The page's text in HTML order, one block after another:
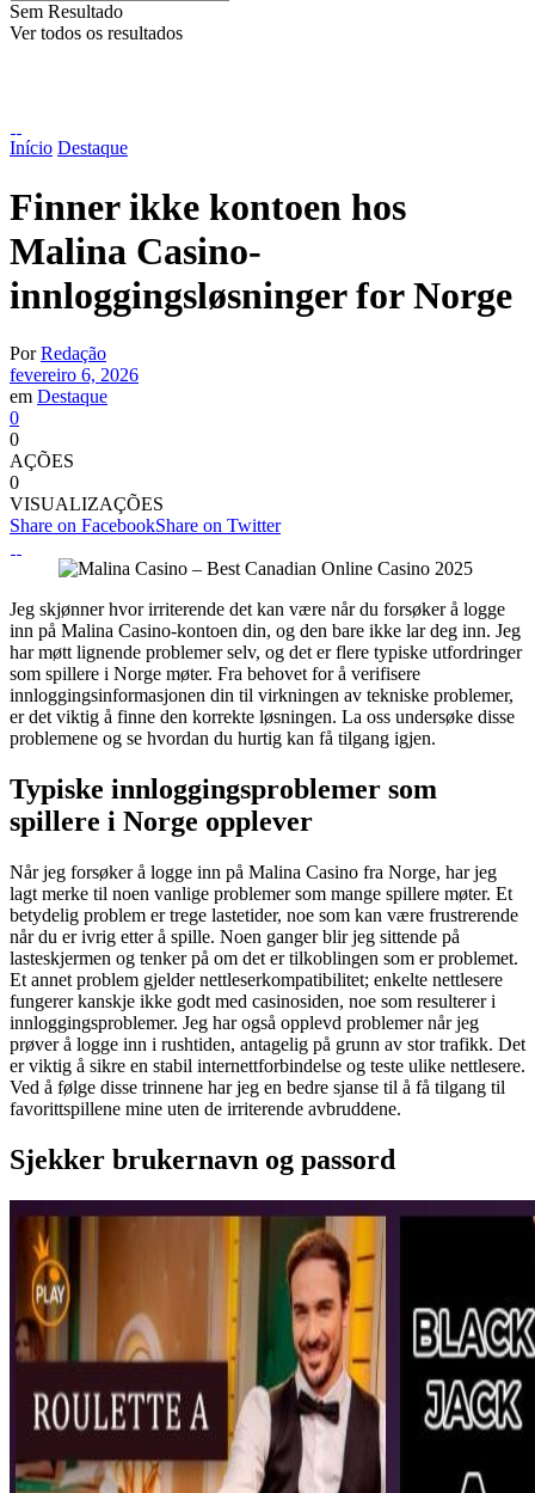
Sem Resultado
Ver todos os resultados
Início Destaque
Finner ikke kontoen hos
Malina Casino-
innloggingsløsninger for Norge
Por Redação
fevereiro 6, 2026
em Destaque
0
0
AÇÕES
0
VISUALIZAÇÕES
Share on FacebookShare on Twitter
Jeg skjønner hvor irriterende det kan være når du forsøker å logge
inn på Malina Casino-kontoen din, og den bare ikke lar deg inn. Jeg
har møtt lignende problemer selv, og det er flere typiske utfordringer
som spillere i Norge møter. Fra behovet for å verifisere
innloggingsinformasjonen din til virkningen av tekniske problemer,
er det viktig å finne den korrekte løsningen. La oss undersøke disse
problemene og se hvordan du hurtig kan få tilgang igjen.
Typiske innloggingsproblemer som
spillere i Norge opplever
Når jeg forsøker å logge inn på Malina Casino fra Norge, har jeg
lagt merke til noen vanlige problemer som mange spillere møter. Et
betydelig problem er trege lastetider, noe som kan være frustrerende
når du er ivrig etter å spille. Noen ganger blir jeg sittende på
lasteskjermen og tenker på om det er tilkoblingen som er problemet.
Et annet problem gjelder nettleserkompatibilitet; enkelte nettlesere
fungerer kanskje ikke godt med casinosiden, noe som resulterer i
innloggingsproblemer. Jeg har også opplevd problemer når jeg
prøver å logge inn i rushtiden, antagelig på grunn av stor trafikk. Det
er viktig å sikre en stabil internettforbindelse og teste ulike nettlesere.
Ved å følge disse trinnene har jeg en bedre sjanse til å få tilgang til
favorittspillene mine uten de irriterende avbruddene.
Sjekker brukernavn og passord